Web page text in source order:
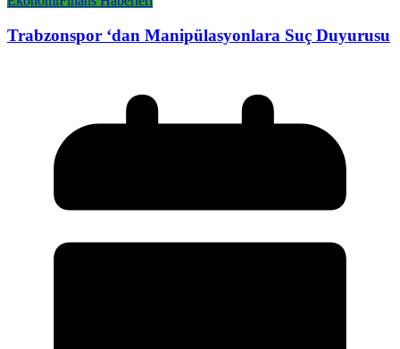
Trabzonspor ‘dan Manipülasyonlara Suç Duyurusu